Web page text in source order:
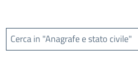
Cerca in "Anagrafe e stato civile"